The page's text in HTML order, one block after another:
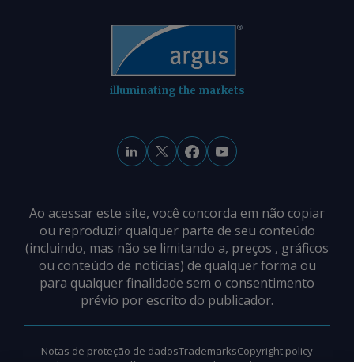
colheita no segundo semestre de 2026.
Embora o Brasil espere uma produção
significativa de milho, o mercado
interno tem absorvido a maior parte do
exportações. Isso deve resultar em
menores níveis de frete de grãos
durante o período, com boa parte da
indústria brasileira. A produção de
etanol de milho no Brasil deverá
totalizar 8,7 bilhões de litros (l) no ciclo
2025-26, aumento de 11pc em
comparação com os 7,8 bilhões de l
produzidos no ciclo anterior. A Conab
estima que 1t de milho pode produzir
cerca de 400l de etanol, o que significa
illuminating the markets
Ao acessar este site, você concorda em não copiar
ou reproduzir qualquer parte de seu conteúdo
(incluindo, mas não se limitando a, preços , gráficos
ou conteúdo de notícias) de qualquer forma ou
para qualquer finalidade sem o consentimento
prévio por escrito do publicador.
Notas de proteção de dadosTrademarksCopyright policy